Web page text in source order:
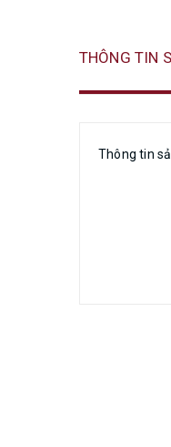
THÔNG TIN
Thông tin